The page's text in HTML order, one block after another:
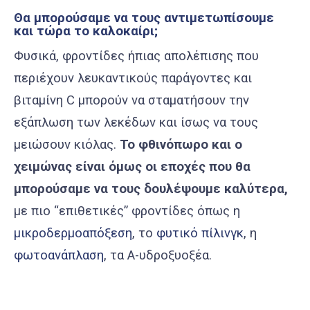
Θα μπορούσαμε να τους αντιμετωπίσουμε
και τώρα το καλοκαίρι;
Φυσικά, φροντίδες ήπιας απολέπισης που
περιέχουν λευκαντικούς παράγοντες και
βιταμίνη C μπορούν να σταματήσουν την
εξάπλωση των λεκέδων και ίσως να τους
μειώσουν κιόλας. Το φθινόπωρο και ο
χειμώνας είναι όμως οι εποχές που θα
μπορούσαμε να τους δουλέψουμε καλύτερα,
με πιο “επιθετικές” φροντίδες όπως η
μικροδερμοαπόξεση, το φυτικό πίλινγκ, η
φωτοανάπλαση, τα Α-υδροξυοξέα.